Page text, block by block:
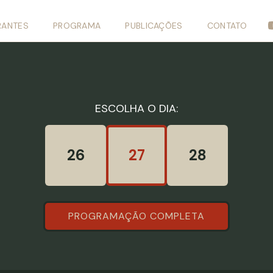
PROGRAMA PUBLICAÇÕES CONTATO
ESCOLHA O DIA:
26 27 28
PROGRAMAÇÃO COMPLETA